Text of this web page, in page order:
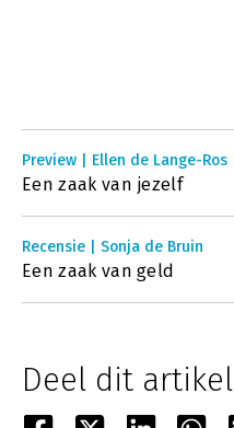
Preview | Ellen de Lange-Ros
Een zaak van jezelf
Recensie | Sonja de Bruin
Een zaak van geld
Deel dit artikel